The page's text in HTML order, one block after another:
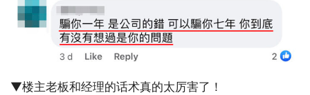
▼楼主老板和经理的话术真的太厉害了！